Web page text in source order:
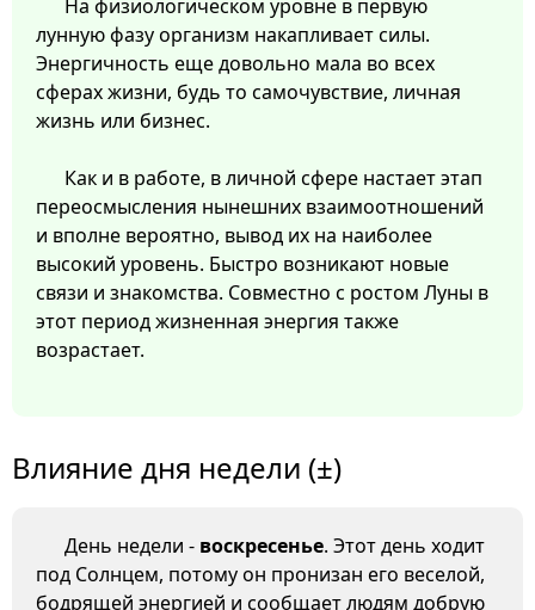
На физиологическом уровне в первую
лунную фазу организм накапливает силы.
Энергичность еще довольно мала во всех
сферах жизни, будь то самочувствие, личная
жизнь или бизнес.
Как и в работе, в личной сфере настает этап
переосмысления нынешних взаимоотношений
и вполне вероятно, вывод их на наиболее
высокий уровень. Быстро возникают новые
связи и знакомства. Совместно с ростом Луны в
этот период жизненная энергия также
возрастает.
Влияние дня недели (±)
День недели - воскресенье. Этот день ходит
под Солнцем, потому он пронизан его веселой,
бодрящей энергией и сообщает людям добрую